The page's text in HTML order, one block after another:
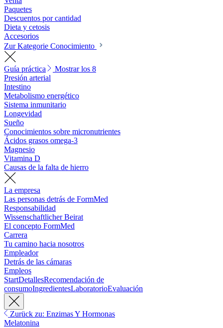
Paquetes
Descuentos por cantidad
Dieta y cetosis
Accesorios
Zur Kategorie Conocimiento
Guía práctica
Mostrar los 8
Presión arterial
Intestino
Metabolismo energético
Sistema inmunitario
Longevidad
Sueño
Conocimientos sobre micronutrientes
Ácidos grasos omega-3
Magnesio
Vitamina D
Causas de la falta de hierro
La empresa
Las personas detrás de FormMed
Responsabilidad
Wissenschaftlicher Beirat
El concepto FormMed
Carrera
Tu camino hacia nosotros
Empleador
Detrás de las cámaras
Empleos
StartDetallesRecomendación de
consumoIngredientesLaboratorioEvaluación
Zurück zu: Enzimas Y Hormonas
Melatonina